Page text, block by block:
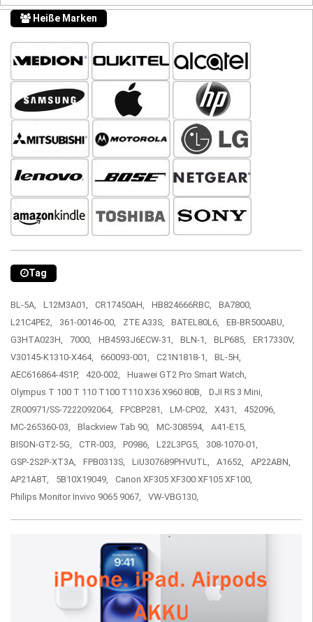
Heiße Marken
Tag
BL-5A, L12M3A01, CR17450AH, HB824666RBC,
BA7800,
L21C4PE2,
361-00146-00, ZTE A33S, BATEL80L6,
EB-BR500ABU,
G3HTA023H,
7000, HB4593J6ECW-31, BLN-1, BLP685,
ER17330V,
V30145-K1310-X464,
660093-001, C21N1818-1,
BL-5H,
AEC616864-4S1P,
420-002,
Huawei GT2 Pro Smart Watch,
Olympus T 100 T 110 T100 T110 X36 X960 80B,
DJI RS 3 Mini,
ZR00971/SS-7222092064,
FPCBP281, LM-CP02, X431,
452096,
MC-265360-03,
Blackview Tab 90, MC-308594,
A41-E15,
BISON-GT2-5G,
CTR-003, P0986, L22L3PG5,
308-1070-01,
GSP-2S2P-XT3A,
FPB0313S, LiU307689PHVUTL, A1652,
AP22ABN,
AP21A8T,
5B10X19049,
Canon XF305 XF300 XF105 XF100,
Philips Monitor Invivo 9065 9067,
VW-VBG130,